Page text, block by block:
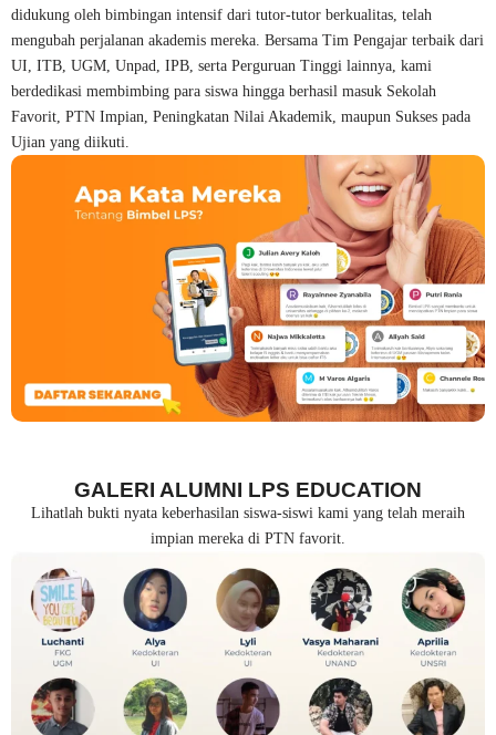
didukung oleh bimbingan intensif dari tutor-tutor berkualitas, telah
mengubah perjalanan akademis mereka. Bersama Tim Pengajar terbaik dari
UI, ITB, UGM, Unpad, IPB, serta Perguruan Tinggi lainnya, kami
berdedikasi membimbing para siswa hingga berhasil masuk Sekolah
Favorit, PTN Impian, Peningkatan Nilai Akademik, maupun Sukses pada
Ujian yang diikuti.
GALERI ALUMNI LPS EDUCATION
Lihatlah bukti nyata keberhasilan siswa-siswi kami yang telah meraih
impian mereka di PTN favorit.